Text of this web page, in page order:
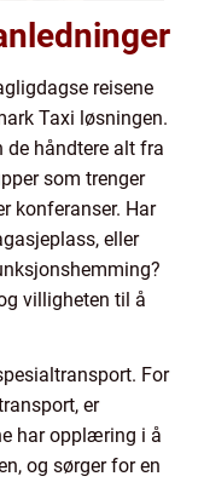
reisene
Taxi løsningen.
de håndtere alt fra
som trenger
konferanser. Har
eller
villigheten til å
For
er
har opplæring i å
og sørger for en